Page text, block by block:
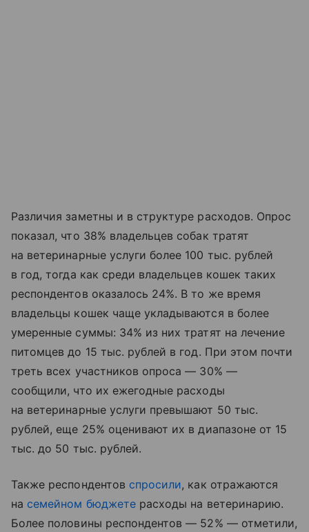
Различия заметны и в структуре расходов. Опрос
показал, что 38% владельцев собак тратят
на ветеринарные услуги более 100 тыс. рублей
в год, тогда как среди владельцев кошек таких
респондентов оказалось 24%. В то же время
владельцы кошек чаще укладываются в более
умеренные суммы: 34% из них тратят на лечение
питомцев до 15 тыс. рублей в год. При этом почти
треть всех участников опроса — 30% —
сообщили, что их ежегодные расходы
на ветеринарные услуги превышают 50 тыс.
рублей, еще 25% оценивают их в диапазоне от 15
тыс. до 50 тыс. рублей.
Также респондентов спросили, как отражаются
на семейном бюджетерасходы на ветеринарию.
Более половины респондентов — 52% — отметили,